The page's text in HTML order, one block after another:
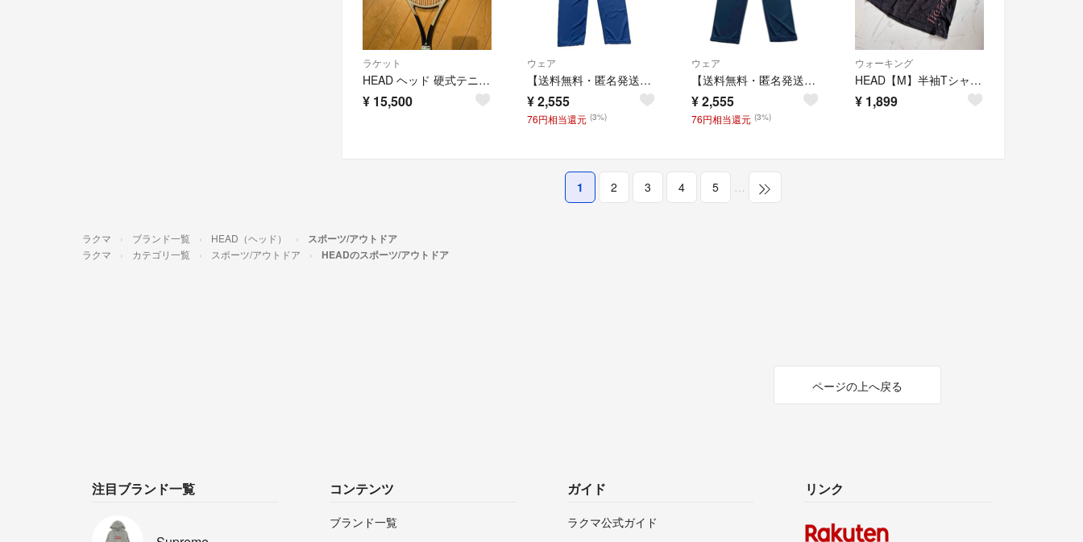
ラケット
HEAD ヘッド 硬式テニスラケット Speed PRO サイズ：…
¥ 15,500
ウェア
【送料無料・匿名発送】HEAD ヘッド テニス アップパンツ ネイビー M
¥2,555
76円相当還元 (3%)
ウェア
【送料無料・匿名発送】HEAD ヘッド テニス アップパンツ ブラック M
¥2,555
76円相当還元 (3%)
ウォーキング
HEAD【M】半袖Tシャツ ピンクロゴ 背面ギャザー 体型カバー 半袖 グレー
¥ 1,899
1 2 3 4 5 …
ラクマ ブランド一覧 HEAD（ヘッド） スポーツ/アウトドア
ラクマ カテゴリ一覧 スポーツ/アウトドア HEADのスポーツ/アウトドア
ページの上へ戻る
注目ブランド一覧 コンテンツ
ブランド一覧
ガイド
ラクマ公式ガイド
リンク